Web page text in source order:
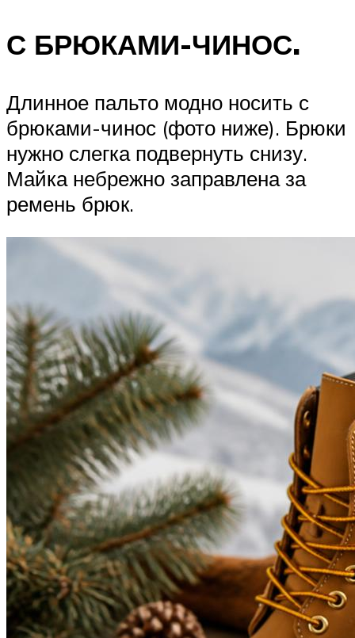
С БРЮКАМИ-ЧИНОС.
Длинное пальто модно носить с
брюками-чинос (фото ниже). Брюки
нужно слегка подвернуть снизу.
Майка небрежно заправлена за
ремень брюк.